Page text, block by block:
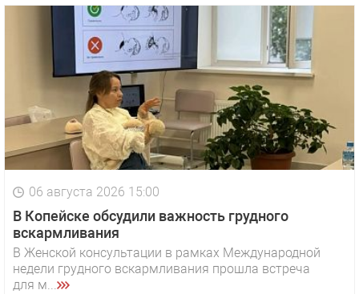
06 августа 2026 15:00
В Копейске обсудили важность грудного
вскармливания
В Женской консультации в рамках Международной
недели грудного вскармливания прошла встреча
для м...